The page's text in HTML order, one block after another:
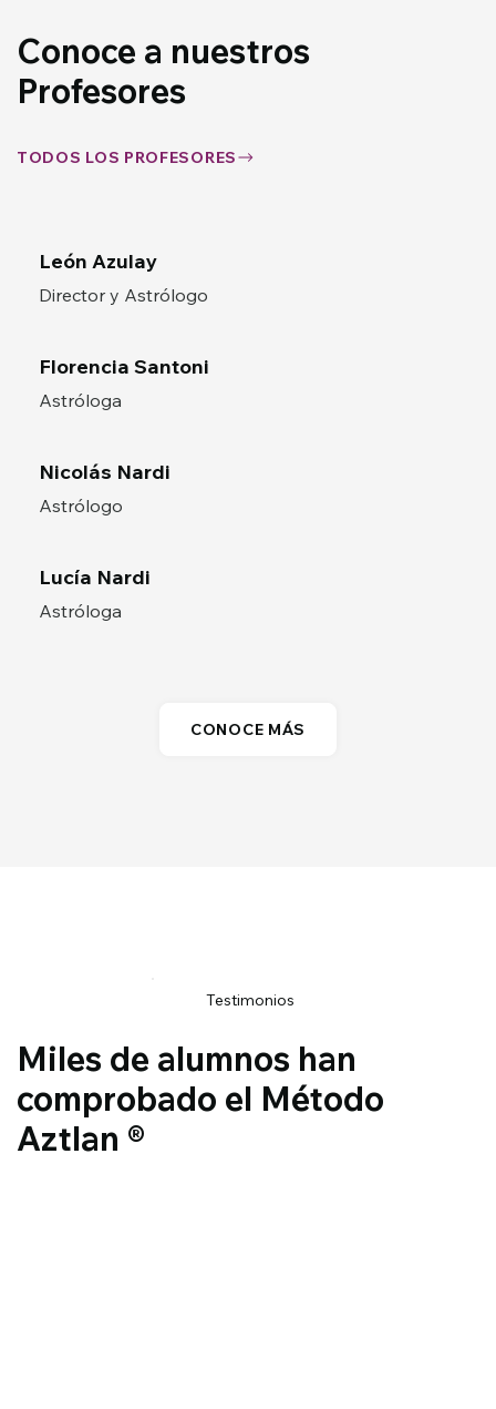
Conoce a nuestros
Profesores
TODOS LOS PROFESORES
León Azulay
Director y Astrólogo
Florencia Santoni
Astróloga
Nicolás Nardi
Astrólogo
Lucía Nardi
Astróloga
CONOCE MÁS
Testimonios
Miles de alumnos han
comprobado el Método
Aztlan ®